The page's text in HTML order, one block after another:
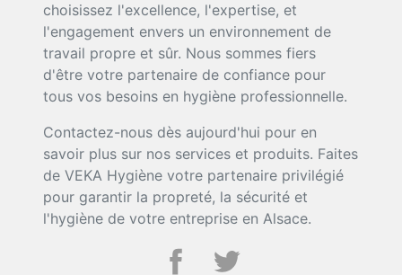
choisissez l'excellence, l'expertise, et
l'engagement envers un environnement de
travail propre et sûr. Nous sommes fiers
d'être votre partenaire de confiance pour
tous vos besoins en hygiène professionnelle.
Contactez-nous dès aujourd'hui pour en
savoir plus sur nos services et produits. Faites
de VEKA Hygiène votre partenaire privilégié
pour garantir la propreté, la sécurité et
l'hygiène de votre entreprise en Alsace.